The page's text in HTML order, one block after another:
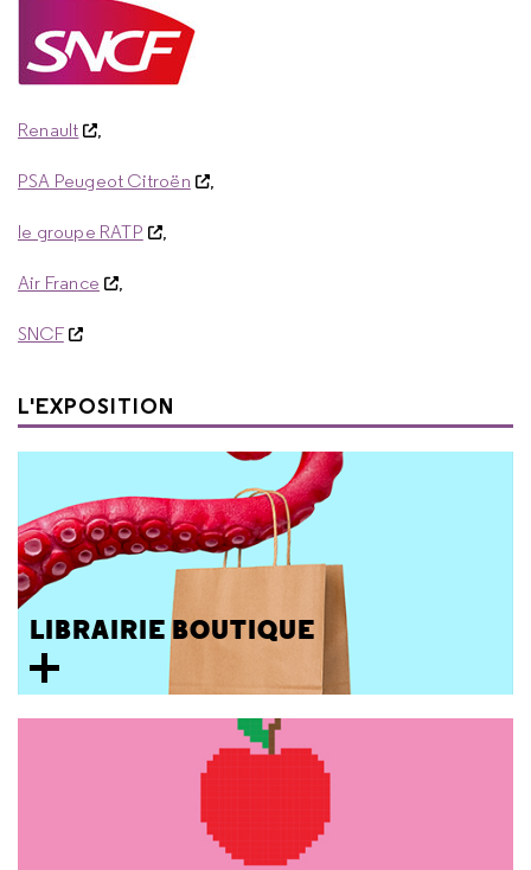
Renault ,
PSA Peugeot Citroën ,
le groupe RATP ,
Air France ,
SNCF
L'EXPOSITION
LIBRAIRIE BOUTIQUE